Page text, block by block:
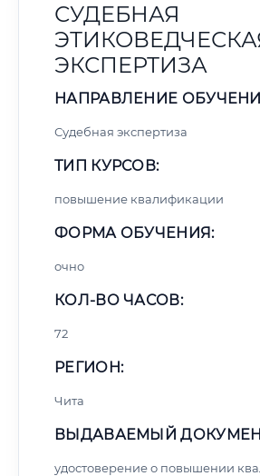
СУДЕБНАЯ
ЭКСПЕРТИЗА
НАПРАВЛЕНИЕ
Судебная экспертиза
ТИП КУРСОВ:
повышение квалификации
ФОРМА ОБУЧЕНИЯ:
очно
КОЛ-ВО ЧАСОВ:
72
РЕГИОН:
Чита
ВЫДАВАЕМЫЙ
удостоверение о повышении